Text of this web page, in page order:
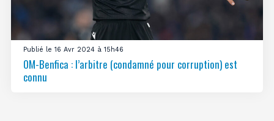
Publié le 16 Avr 2024 à 15h46
OM-Benfica : l’arbitre (condamné pour corruption) est
connu